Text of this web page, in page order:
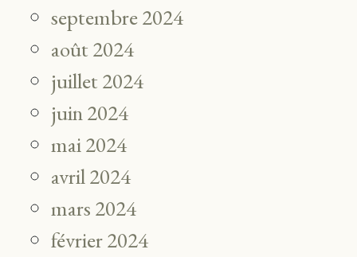
septembre 2024
août 2024
juillet 2024
juin 2024
mai 2024
avril 2024
mars 2024
février 2024